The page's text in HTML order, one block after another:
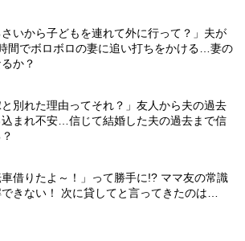
さいから子どもを連れて外に行って？」夫が
間でボロボロの妻に追い打ちをかける…妻の
か？
と別れた理由ってそれ？」友人から夫の過去
込まれ不安…信じて結婚した夫の過去まで信
車借りたよ～！」って勝手に!? ママ友の常識
きない！ 次に貸してと言ってきたのは…